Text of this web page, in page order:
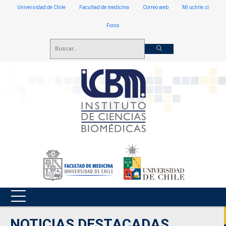
Universidad de Chile Facultad de medicina Correo web Mi uchile.cl
Foros